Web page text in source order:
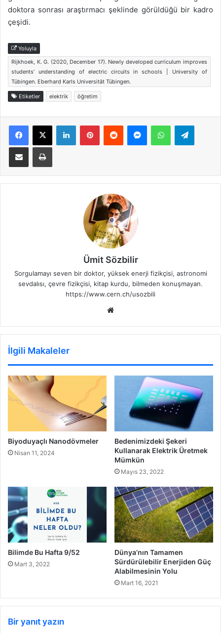
doktora sonrası araştırmacı şeklinde görüldüğü bir kadro
çeşidi.
Yoluyla
Rijkhoek, K. G. (2020, December 17). Newly developed curriculum improves
students’ understanding of electric circuits in schools | University of
Tübingen. Eberhard Karls Universität Tübingen.
Etiketler elektrik öğretim
Facebook
X LinkedInPinterestReddit MessengerWhatsApp
E-Posta ile paylaş Yazdır
Ümit Sözbilir
Sorgulamayı seven bir doktor, yüksek enerji fizikçisi, astronomi
sevdalısı, çevre fizikçisi, kitap kurdu, bilmeden konuşmayan.
https://www.cern.ch/usozbili
İlgili Makaleler
Biyoduyaçlı Nanodövmeler
Nisan 11, 2024
Bedenimizdeki Şekeri
Kullanarak Elektrik Üretmek
Mümkün
Mayıs 23, 2022
Bilimde Bu Hafta 9/52
Mart 3, 2022
Dünya’nın Tamamen
Sürdürülebilir Enerjiden Güç
Alabilmesinin Yolu
Mart 16, 2021
Bir yanıt yazın